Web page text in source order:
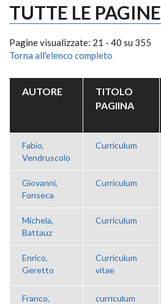
TUTTE LE PAGINE
Pagine visualizzate: 21 - 40 su 355
Torna all'elenco completo
AUTORE
TITOLO
PAGIINA
Fabio,
Vendruscolo
Curriculum
Giovanni,
Fonseca
Curriculum
Michela,
Battauz
Curriculum
Enrico,
Geretto
Curriculum
vitae
Franco,
curriculum